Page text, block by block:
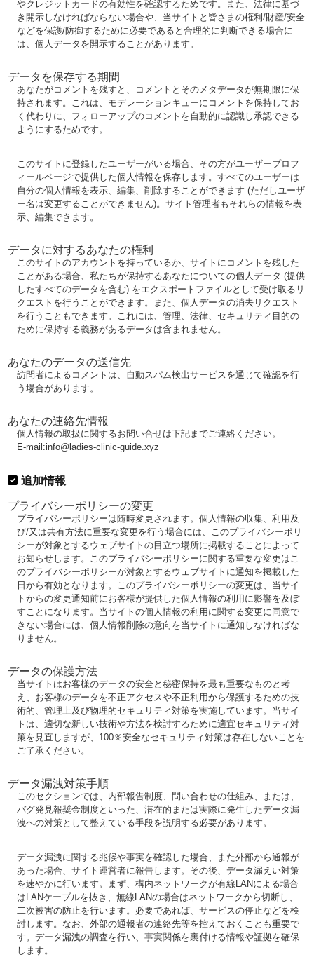
やクレジットカードの有効性を確認するためです。また、法律に基づ
き開示しなければならない場合や、当サイトと皆さまの権利/財産/安全
などを保護/防御するために必要であると合理的に判断できる場合に
は、個人データを開示することがあります。
データを保存する期間
あなたがコメントを残すと、コメントとそのメタデータが無期限に保
持されます。これは、モデレーションキューにコメントを保持してお
く代わりに、フォローアップのコメントを自動的に認識し承認できる
ようにするためです。
このサイトに登録したユーザーがいる場合、その方がユーザープロフ
ィールページで提供した個人情報を保存します。すべてのユーザーは
自分の個人情報を表示、編集、削除することができます (ただしユーザ
ー名は変更することができません)。サイト管理者もそれらの情報を表
示、編集できます。
データに対するあなたの権利
このサイトのアカウントを持っているか、サイトにコメントを残した
ことがある場合、私たちが保持するあなたについての個人データ (提供
したすべてのデータを含む) をエクスポートファイルとして受け取るリ
クエストを行うことができます。また、個人データの消去リクエスト
を行うこともできます。これには、管理、法律、セキュリティ目的の
ために保持する義務があるデータは含まれません。
あなたのデータの送信先
訪問者によるコメントは、自動スパム検出サービスを通じて確認を行
う場合があります。
あなたの連絡先情報
個人情報の取扱に関するお問い合せは下記までご連絡ください。
E-mail:info@ladies-clinic-guide.xyz
追加情報
プライバシーポリシーの変更
プライバシーポリシーは随時変更されます。個人情報の収集、利用及
び/又は共有方法に重要な変更を行う場合には、このプライバシーポリ
シーが対象とするウェブサイトの目立つ場所に掲載することによって
お知らせします。このプライバシーポリシーに関する重要な変更はこ
のプライバシーポリシーが対象とするウェブサイトに通知を掲載した
日から有効となります。このプライバシーポリシーの変更は、当サイ
トからの変更通知前にお客様が提供した個人情報の利用に影響を及ぼ
すことになります。当サイトの個人情報の利用に関する変更に同意で
きない場合には、個人情報削除の意向を当サイトに通知しなければな
りません。
データの保護方法
当サイトはお客様のデータの安全と秘密保持を最も重要なものと考
え、お客様のデータを不正アクセスや不正利用から保護するための技
術的、管理上及び物理的セキュリティ対策を実施しています。当サイ
トは、適切な新しい技術や方法を検討するために適宜セキュリティ対
策を見直しますが、100％安全なセキュリティ対策は存在しないことを
ご了承ください。
データ漏洩対策手順
このセクションでは、内部報告制度、問い合わせの仕組み、または、
バグ発見報奨金制度といった、潜在的または実際に発生したデータ漏
洩への対策として整えている手段を説明する必要があります。
データ漏洩に関する兆候や事実を確認した場合、また外部から通報が
あった場合、サイト運営者に報告します。その後、データ漏えい対策
を速やかに行います。まず、構内ネットワークが有線LANによる場合
はLANケーブルを抜き、無線LANの場合はネットワークから切断し、
二次被害の防止を行います。必要であれば、サービスの停止などを検
討します。なお、外部の通報者の連絡先等を控えておくことも重要で
す。データ漏洩の調査を行い、事実関係を裏付ける情報や証拠を確保
します。